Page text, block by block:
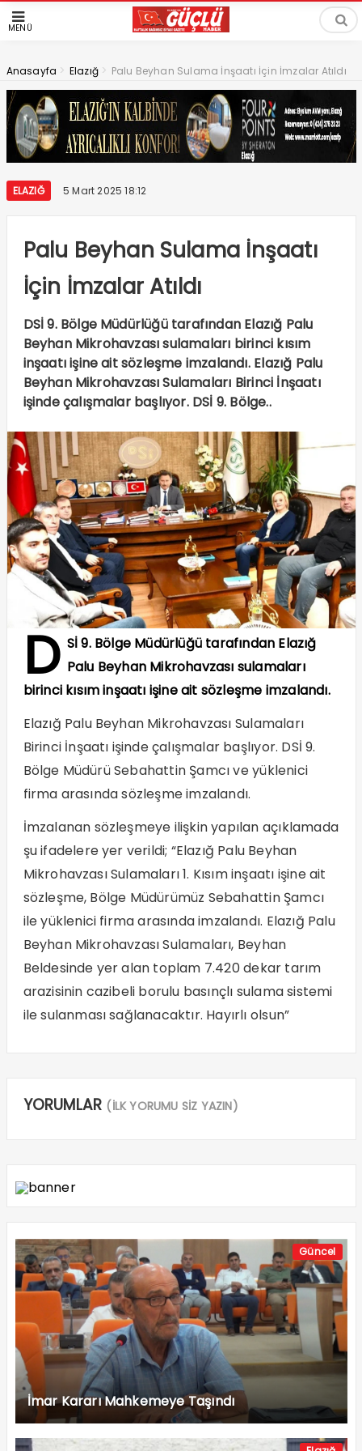
MENÜ
Anasayfa > Elazığ > Palu Beyhan Sulama İnşaatı İçin İmzalar Atıldı
ELAZIĞ 5 Mart 2025 18:12
Palu Beyhan Sulama İnşaatı
İçin İmzalar Atıldı
DSİ 9. Bölge Müdürlüğü tarafından Elazığ Palu
Beyhan Mikrohavzası sulamaları birinci kısım
inşaatı işine ait sözleşme imzalandı. Elazığ Palu
Beyhan Mikrohavzası Sulamaları Birinci İnşaatı
işinde çalışmalar başlıyor. DSİ 9. Bölge..
D Sİ 9. Bölge Müdürlüğü tarafından Elazığ
Palu Beyhan Mikrohavzası sulamaları
birinci kısım inşaatı işine ait sözleşme imzalandı.
Elazığ Palu Beyhan Mikrohavzası Sulamaları
Birinci İnşaatı işinde çalışmalar başlıyor. DSİ 9.
Bölge Müdürü Sebahattin Şamcı ve yüklenici
firma arasında sözleşme imzalandı.
İmzalanan sözleşmeye ilişkin yapılan açıklamada
şu ifadelere yer verildi; “Elazığ Palu Beyhan
Mikrohavzası Sulamaları 1. Kısım inşaatı işine ait
sözleşme, Bölge Müdürümüz Sebahattin Şamcı
ile yüklenici firma arasında imzalandı. Elazığ Palu
Beyhan Mikrohavzası Sulamaları, Beyhan
Beldesinde yer alan toplam 7.420 dekar tarım
arazisinin cazibeli borulu basınçlı sulama sistemi
ile sulanması sağlanacaktır. Hayırlı olsun”
YORUMLAR (İLK YORUMU SİZ YAZIN)
Güncel
İmar Kararı Mahkemeye Taşındı